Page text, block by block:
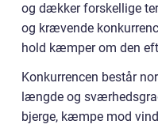
og dækker forskellige
og krævende
hold kæmper om den
Konkurrencen består
længde og
bjerge, kæmpe mod